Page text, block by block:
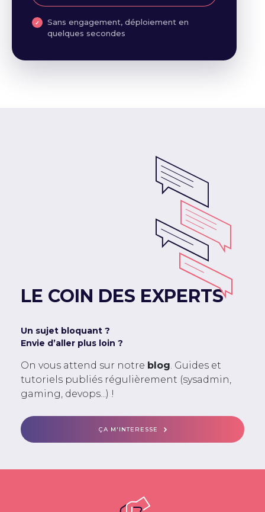
Sans engagement, déploiement en
quelques secondes
LE COIN DES EXPERTS
Un sujet bloquant ?
Envie d’aller plus loin ?
On vous attend sur notre blog. Guides et
tutoriels publiés régulièrement (sysadmin,
gaming, devops...) !
ÇA M'INTERESSE